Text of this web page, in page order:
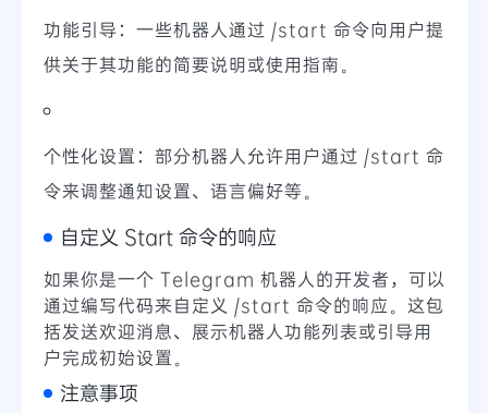
功能引导：一些机器人通过 /start 命令向用户提
供关于其功能的简要说明或使用指南。
个性化设置：部分机器人允许用户通过 /start 命
令来调整通知设置、语言偏好等。
自定义 Start 命令的响应
如果你是一个 Telegram 机器人的开发者，可以
通过编写代码来自定义 /start 命令的响应。这包
括发送欢迎消息、展示机器人功能列表或引导用
户完成初始设置。
注意事项